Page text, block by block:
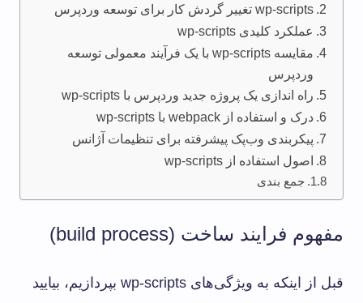
wp-scripts تغییر گردش کار برای توسعه وردپرس
عملکرد کلیدی wp-scripts
مقایسه wp-scripts با یک فرآیند معمولی توسعه
وردپرس
راه اندازی یک پروژه جدید وردپرس با wp-scripts
درک و استفاده از webpack با wp-scripts
پیکربندی وب‌پک پیشرفته برای تنظیمات آژانس
اصول استفاده از wp-scripts
جمع ‌بندی
مفهوم فرایند ساخت (build process)
قبل از اینکه به ویژگی‌های wp-scripts بپردازیم، بیایید